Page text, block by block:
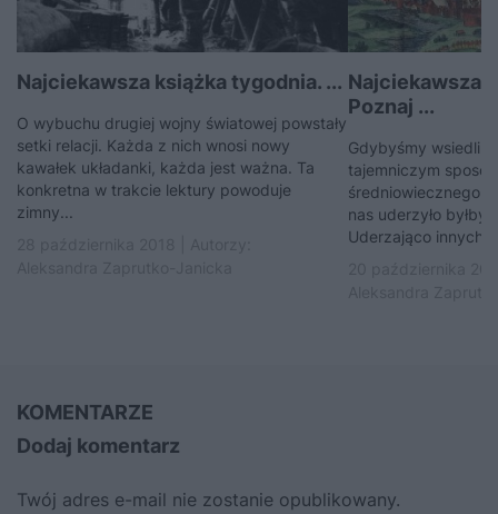
Najciekawsza książka tygodnia. ...
O wybuchu drugiej wojny światowej powstały
setki relacji. Każda z nich wnosi nowy
kawałek układanki, każda jest ważna. Ta
konkretna w trakcie lektury powoduje
zimny...
Najciekawsza
Poznaj ...
Gdybyśmy wsiedli
tajemniczym
średniowiecznego
nas uderzyło
Uderzająco innych
KOMENTARZE
Dodaj komentarz
Twój adres e-mail nie zostanie opublikowany.